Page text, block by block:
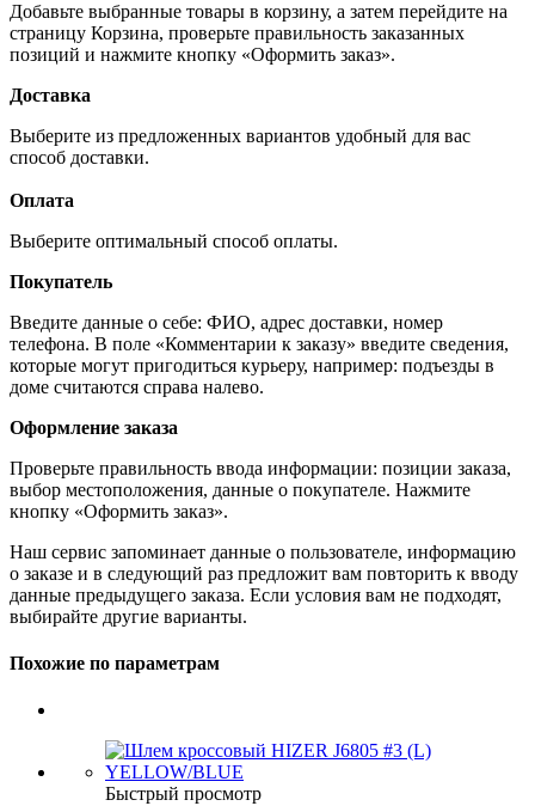
Добавьте выбранные товары в корзину, а затем перейдите на
страницу Корзина, проверьте правильность заказанных
позиций и нажмите кнопку «Оформить заказ».
Доставка
Выберите из предложенных вариантов удобный для вас
способ доставки.
Оплата
Выберите оптимальный способ оплаты.
Покупатель
Введите данные о себе: ФИО, адрес доставки, номер
телефона. В поле «Комментарии к заказу» введите сведения,
которые могут пригодиться курьеру, например: подъезды в
доме считаются справа налево.
Оформление заказа
Проверьте правильность ввода информации: позиции заказа,
выбор местоположения, данные о покупателе. Нажмите
кнопку «Оформить заказ».
Наш сервис запоминает данные о пользователе, информацию
о заказе и в следующий раз предложит вам повторить к вводу
данные предыдущего заказа. Если условия вам не подходят,
выбирайте другие варианты.
Похожие по параметрам
Быстрый просмотр